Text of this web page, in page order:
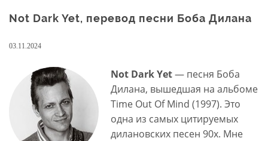
Not Dark Yet, перевод песни Боба Дилана
03.11.2024
Not Dark Yet— песня Боба
Дилана, вышедшая на альбоме
Time Out Of Mind (1997). Это
одна из самых цитируемых
дилановских песен 90х. Мне